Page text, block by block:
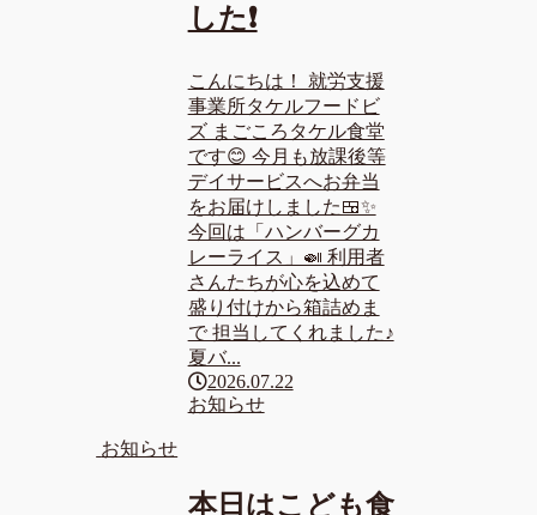
した❗
こんにちは！ 就労支援
事業所タケルフードビ
ズ まごころタケル食堂
です😊 今月も放課後等
デイサービスへお弁当
をお届けしました🍱✨
今回は「ハンバーグカ
レーライス」🍛 利用者
さんたちが心を込めて
盛り付けから箱詰めま
で 担当してくれました♪
夏バ...
2026.07.22
お知らせ
お知らせ
本日はこども食